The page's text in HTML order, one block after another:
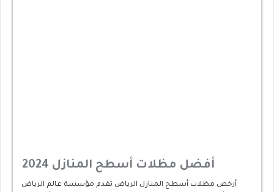
أفضل مظلات أسطح المنازل 2024
أرخص مظلات أسطح المنازل الرياض تقدم مؤسسة عالم الرياض